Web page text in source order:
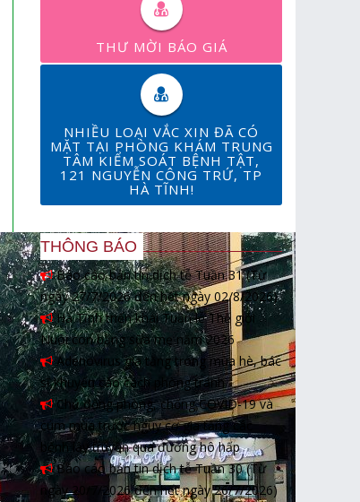
THƯ MỜI BÁO GIÁ
NHIỀU LOẠI VẮC XIN ĐÃ CÓ
MẶT TẠI PHÒNG KHÁM TRUNG
TÂM KIỂM SOÁT BỆNH TẬT,
121 NGUYỄN CÔNG TRỨ, TP
HÀ TĨNH!
THÔNG BÁO
Báo cáo bản tin dịch tễ Tuần 31 (Từ
ngày 27/7/2026 đến hết ngày 02/8/2026)
Hà Tĩnh triển khai Tuần lễ Thế giới
Nuôi con bằng sữa mẹ năm 2026
Adenovirus gia tăng trong mùa hè, bác
sĩ khuyến cáo cách phòng tránh
Chủ động phòng, chống COVID-19 và
cúm mùa trước nguy cơ gia tăng các
bệnh lây truyền qua đường hô hấp
Báo cáo bản tin dịch tễ Tuần 30 (Từ
ngày 20/7/2026 đến hết ngày 26/7/2026)